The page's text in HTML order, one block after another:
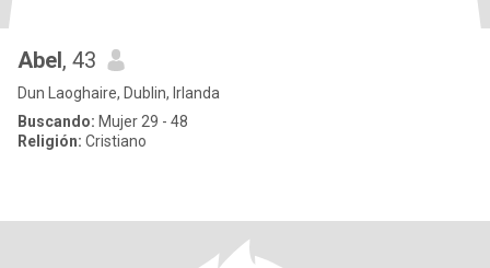
Abel, 43
Dun Laoghaire, Dublin, Irlanda
Buscando: Mujer 29 - 48
Religión: Cristiano